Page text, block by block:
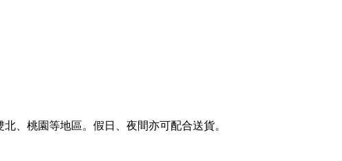
、桃園等地區。假日、夜間亦可配合送貨。